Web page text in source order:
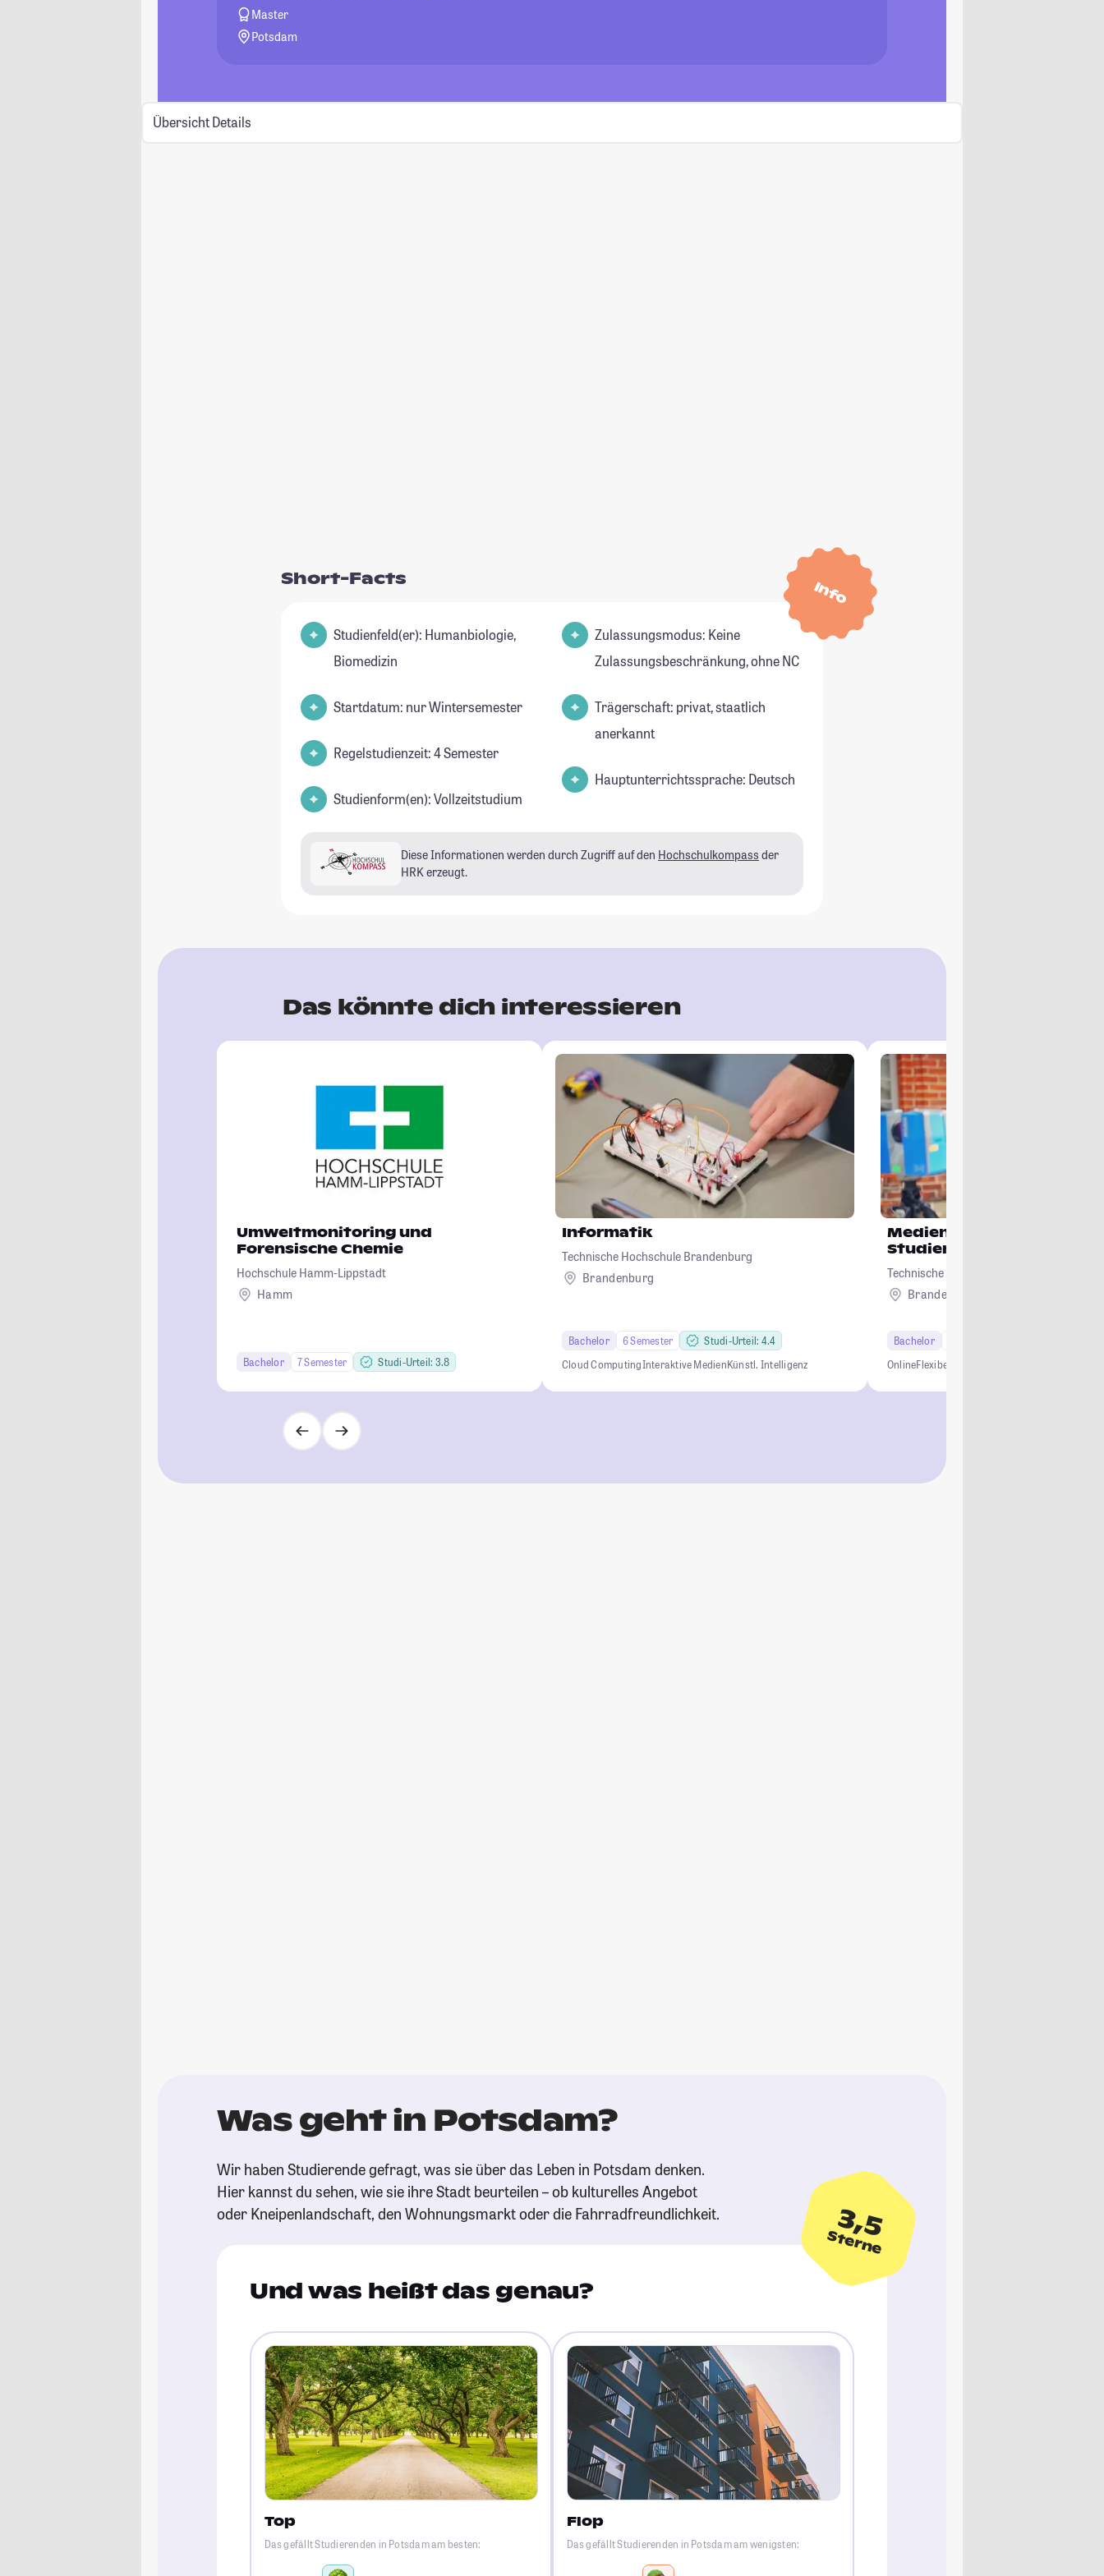
Master
Potsdam
Übersicht Details
Info
Short-Facts
Studienfeld(er): Humanbiologie,
Biomedizin
Startdatum: nur Wintersemester
Regelstudienzeit: 4 Semester
Studienform(en): Vollzeitstudium
Zulassungsmodus: Keine
Zulassungsbeschränkung, ohne NC
Trägerschaft: privat, staatlich
anerkannt
Hauptunterrichtssprache: Deutsch
Diese Informationen werden durch Zugriff auf den Hochschulkompass der
HRK erzeugt.
Das könnte dich interessieren
Umweltmonitoring und
Forensische Chemie
Hochschule Hamm-Lippstadt
Hamm
Bachelor 7 Semester Studi-Urteil: 3.8
Informatik
Technische Hochschule Brandenburg
Brandenburg
Bachelor 6 Semester
Studi-Urteil: 4.4
Cloud ComputingInteraktive MedienKünstl. Intelligenz
Medieninformatik
Studiengang)
Technische Hochschule Brandenburg
Brandenburg
Bachelor
OnlineFlexibel
Was geht in Potsdam?
Wir haben Studierende gefragt, was sie über das Leben in Potsdam denken.
Hier kannst du sehen, wie sie ihre Stadt beurteilen – ob kulturelles Angebot
oder Kneipenlandschaft, den Wohnungsmarkt oder die Fahrradfreundlichkeit.
3,5
Sterne
Und was heißt das genau?
Top
Das gefällt Studierenden in Potsdam am besten:
Flop
Das gefällt Studierenden in Potsdam am wenigsten: